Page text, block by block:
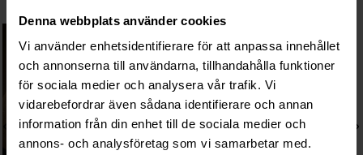
Denna webbplats använder cookies
Vi använder enhetsidentifierare för att anpassa innehållet
och annonserna till användarna, tillhandahålla funktioner
för sociala medier och analysera vår trafik. Vi
vidarebefordrar även sådana identifierare och annan
information från din enhet till de sociala medier och
annons- och analysföretag som vi samarbetar med.